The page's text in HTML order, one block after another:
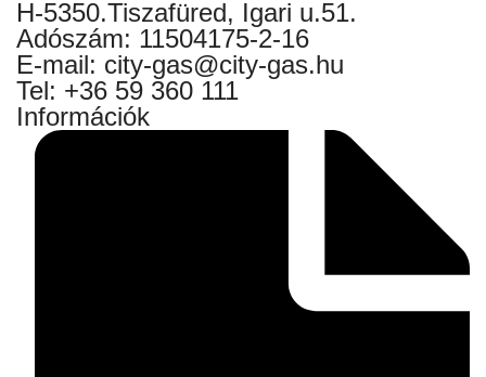
H-5350.Tiszafüred, Igari u.51.
Adószám: 11504175-2-16
E-mail: city-gas@city-gas.hu
Tel: +36 59 360 111
Információk